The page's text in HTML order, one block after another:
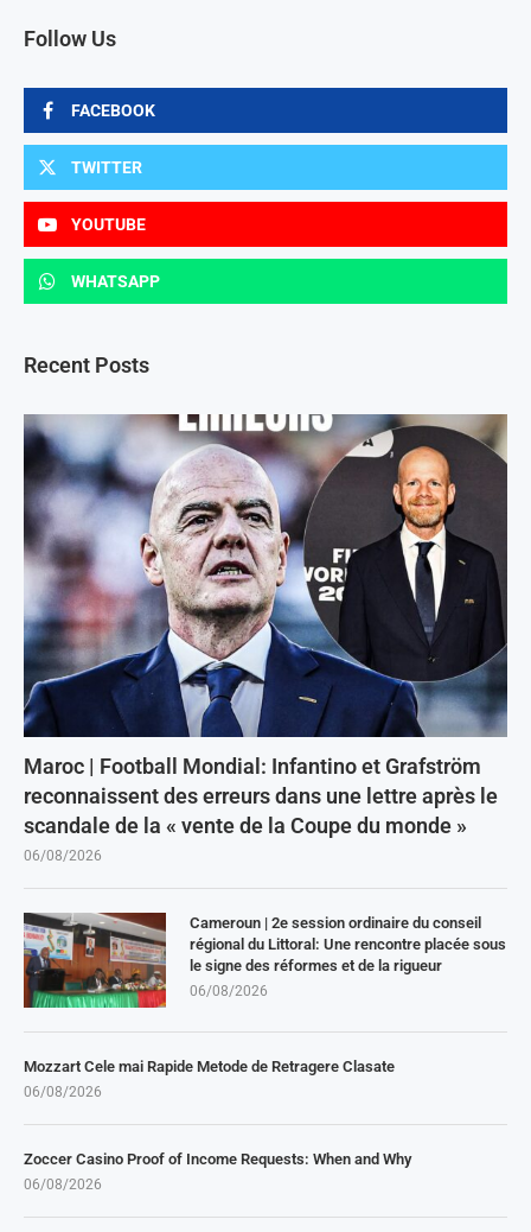
Follow Us
FACEBOOK
TWITTER
YOUTUBE
WHATSAPP
Recent Posts
Maroc | Football Mondial: Infantino et Grafström
reconnaissent des erreurs dans une lettre après le
scandale de la « vente de la Coupe du monde »
06/08/2026
Cameroun | 2e session ordinaire du conseil
régional du Littoral: Une rencontre placée sous
le signe des réformes et de la rigueur
06/08/2026
Mozzart Cele mai Rapide Metode de Retragere Clasate
06/08/2026
Zoccer Casino Proof of Income Requests: When and Why
06/08/2026